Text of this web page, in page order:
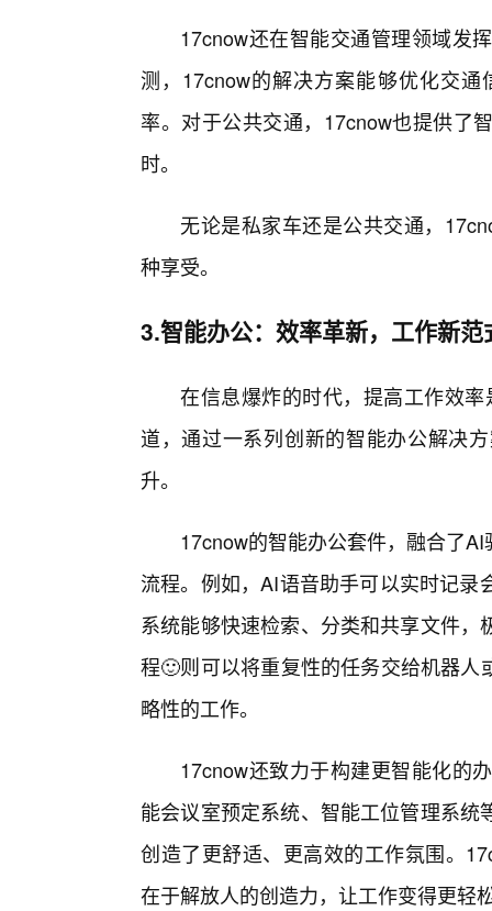
17cnow还在智能交通管理领域发
测，17cnow的解决方案能够优化交
率。对于公共交通，17cnow也提供了
时。
无论是私家车还是公共交通，
种享受。
3.智能办公：效率革新，工作新范
在信息爆炸的时代，提高工作效
道，通过一系列创新的智能办公解决
升。
17cnow的智能办公套件，融合了
流程。例如，AI语音助手可以实时记
系统能够快速检索、分类和共享文件
程🙂则可以将重复性的任务交给机器
略性的工作。
17cnow还致力于构建更智能化的
能会议室预定系统、智能工位管理系
创造了更舒适、更高效的工作氛围。
在于解放人的创造力，让工作变得更轻